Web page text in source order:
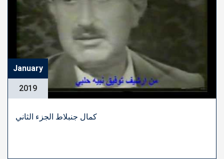
January
2019
كمال جنبلاط الجزء الثاني